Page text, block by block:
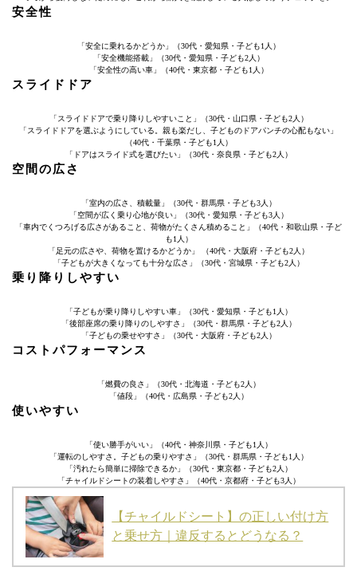
安全性
「安全に乗れるかどうか」（30代・愛知県・子ども1人）
「安全機能搭載」（30代・愛知県・子ども2人）
「安全性の高い車」（40代・東京都・子ども1人）
スライドドア
「スライドドアで乗り降りしやすいこと」（30代・山口県・子ども2人）
「スライドドアを選ぶようにしている。親も楽だし、子どものドアパンチの心配もない」
（40代・千葉県・子ども1人）
「ドアはスライド式を選びたい」（30代・奈良県・子ども2人）
空間の広さ
「室内の広さ、積載量」（30代・群馬県・子ども3人）
「空間が広く乗り心地が良い」（30代・愛知県・子ども3人）
「車内でくつろげる広さがあること、荷物がたくさん積めること」（40代・和歌山県・子ど
も1人）
「足元の広さや、荷物を置けるかどうか」 （40代・大阪府・子ども2人）
「子どもが大きくなっても十分な広さ」（30代・宮城県・子ども2人）
乗り降りしやすい
「子どもが乗り降りしやすい車」（30代・愛知県・子ども1人）
「後部座席の乗り降りのしやすさ」（30代・群馬県・子ども2人）
「子どもの乗せやすさ」（30代・大阪府・子ども2人）
コストパフォーマンス
「燃費の良さ」（30代・北海道・子ども2人）
「値段」（40代・広島県・子ども2人）
使いやすい
「使い勝手がいい」（40代・神奈川県・子ども1人）
「運転のしやすさ。子どもの乗りやすさ」（30代・群馬県・子ども1人）
「汚れたら簡単に掃除できるか」（30代・東京都・子ども2人）
「チャイルドシートの装着しやすさ」（40代・京都府・子ども3人）
【チャイルドシート】の正しい付け方
と乗せ方｜違反するとどうなる？